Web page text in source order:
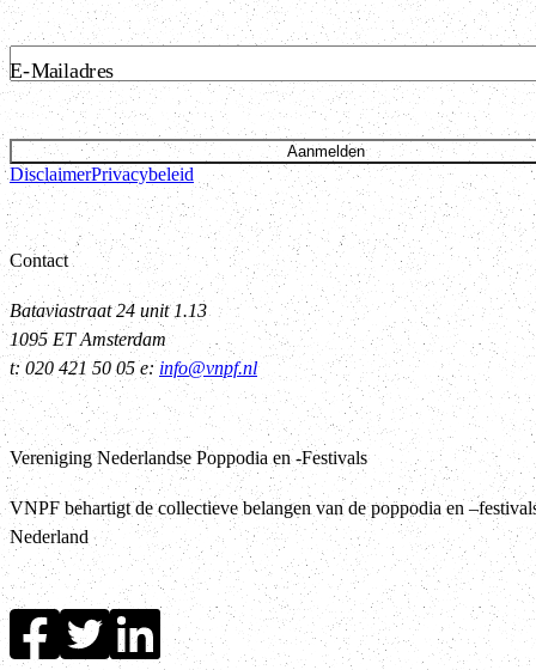
E-Mailadres
Aanmelden
DisclaimerPrivacybeleid
Contact
Bataviastraat 24 unit 1.13
1095 ET Amsterdam
t: 020 421 50 05 e:info@vnpf.nl
Vereniging Nederlandse Poppodia en -Festivals
VNPF behartigt de collectieve belangen van de poppodia en
Nederland